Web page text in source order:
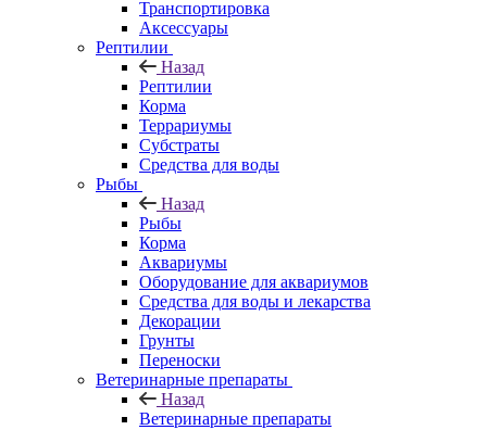
Транспортировка
Аксессуары
Рептилии
Назад
Рептилии
Корма
Террариумы
Субстраты
Средства для воды
Рыбы
Назад
Рыбы
Корма
Аквариумы
Оборудование для аквариумов
Средства для воды и лекарства
Декорации
Грунты
Переноски
Ветеринарные препараты
Назад
Ветеринарные препараты